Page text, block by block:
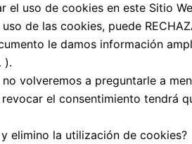
el uso de cookies en este Sitio
de las cookies, puede
le damos información
).
volveremos a preguntarle a
el consentimiento tendrá
elimino la utilización de cookies?